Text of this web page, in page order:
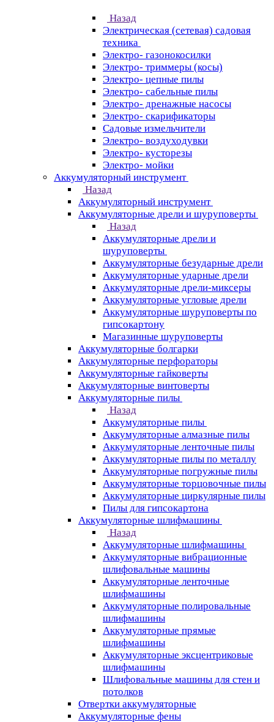
Назад
Электрическая (сетевая) садовая
техника
Электро- газонокосилки
Электро- триммеры (косы)
Электро- цепные пилы
Электро- сабельные пилы
Электро- дренажные насосы
Электро- скарификаторы
Садовые измельчители
Электро- воздуходувки
Электро- кусторезы
Электро- мойки
Аккумуляторный инструмент
Назад
Аккумуляторный инструмент
Аккумуляторные дрели и шуруповерты
Назад
Аккумуляторные дрели и
шуруповерты
Аккумуляторные безударные дрели
Аккумуляторные ударные дрели
Аккумуляторные дрели-миксеры
Аккумуляторные угловые дрели
Аккумуляторные шуруповерты по
гипсокартону
Магазинные шуруповерты
Аккумуляторные болгарки
Аккумуляторные перфораторы
Аккумуляторные гайковерты
Аккумуляторные винтоверты
Аккумуляторные пилы
Назад
Аккумуляторные пилы
Аккумуляторные алмазные пилы
Аккумуляторные ленточные пилы
Аккумуляторные пилы по металлу
Аккумуляторные погружные пилы
Аккумуляторные торцовочные пилы
Аккумуляторные циркулярные пилы
Пилы для гипсокартона
Аккумуляторные шлифмашины
Назад
Аккумуляторные шлифмашины
Аккумуляторные вибрационные
шлифовальные машины
Аккумуляторные ленточные
шлифмашины
Аккумуляторные полировальные
шлифмашины
Аккумуляторные прямые
шлифмашины
Аккумуляторные эксцентриковые
шлифмашины
Шлифовальные машины для стен и
потолков
Отвертки аккумуляторные
Аккумуляторные фены